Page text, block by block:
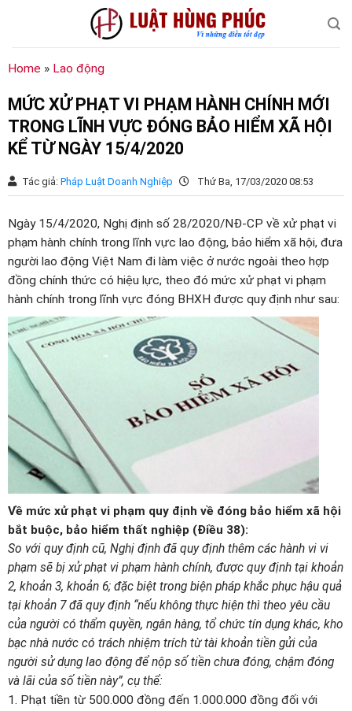
dung
Home » Lao động
MỨC XỬ PHẠT VI PHẠM HÀNH CHÍNH MỚI
TRONG LĨNH VỰC ĐÓNG BẢO HIỂM XÃ HỘI
KỂ TỪ NGÀY 15/4/2020
Tác giả: Pháp Luật Doanh Nghiệp Thứ Ba, 17/03/2020 08:53
Ngày 15/4/2020, Nghị định số 28/2020/NĐ-CP về xử phạt vi
phạm hành chính trong lĩnh vực lao động, bảo hiểm xã hội, đưa
người lao động Việt Nam đi làm việc ở nước ngoài theo hợp
đồng chính thức có hiệu lực, theo đó mức xử phạt vi phạm
hành chính trong lĩnh vực đóng BHXH được quy định như sau:
Về mức xử phạt vi phạm quy định về đóng bảo hiểm xã hội
bắt buộc, bảo hiểm thất nghiệp (Điều 38):
So với quy định cũ, Nghị định đã quy định thêm các hành vi vi
phạm sẽ bị xử phạt vi phạm hành chính, được quy định tại khoản
2, khoản 3, khoản 6; đặc biệt trong biện pháp khắc phục hậu quả
tại khoản 7 đã quy định “nếu không thực hiện thì theo yêu cầu
của người có thẩm quyền, ngân hàng, tổ chức tín dụng khác, kho
bạc nhà nước có trách nhiệm trích từ tài khoản tiền gửi của
người sử dụng lao động để nộp số tiền chưa đóng, chậm đóng
và lãi của số tiền này”, cụ thể:
1. Phạt tiền từ 500.000 đồng đến 1.000.000 đồng đối với